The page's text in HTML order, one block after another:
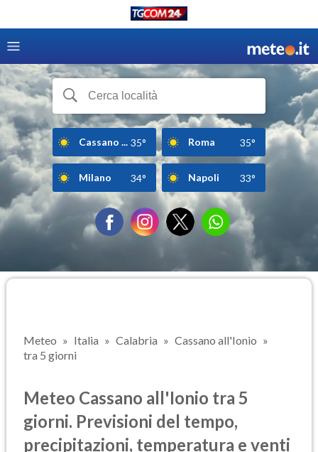
Cassano ... 35° Roma 35°
Milano 34° Napoli 33°
Meteo Italia Calabria
Cassano all'Ionio
tra 5 giorni
Meteo Cassano all'Ionio tra 5
giorni. Previsioni del tempo,
precipitazioni, temperatura e venti